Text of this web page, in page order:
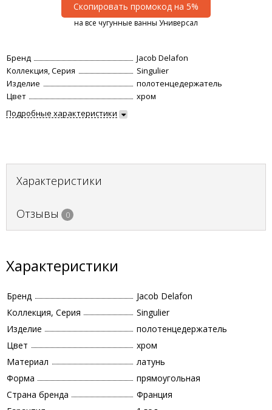
Скопировать промокод на 5%
на все чугунные ванны Универсал
Бренд
Jacob Delafon
Коллекция, Серия
Singulier
Изделие
полотенцедержатель
Цвет
хром
Подробные характеристики
Характеристики
Отзывы 0
Характеристики
Бренд
Jacob Delafon
Коллекция, Серия
Singulier
Изделие
полотенцедержатель
Цвет
хром
Материал
латунь
Форма
прямоугольная
Страна бренда
Франция